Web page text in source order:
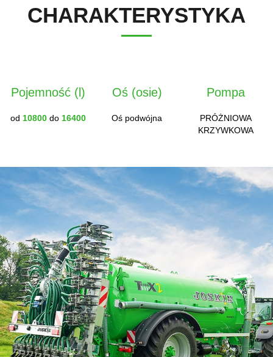
PARTS BOOK
MyJOSKIN
Italiano
Română
Magyar
Български
Slovenija
Lietuvių kalba
CHARAKTERYSTYKA
Pojemność (l)
od 10800do 16400
Oś (osie)
Oś podwójna
Pompa
PRÓŻNIOWA
KRZYWKOWA